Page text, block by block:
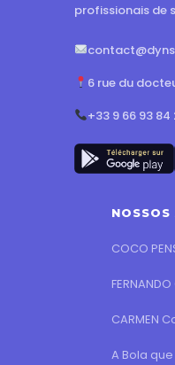
profissionais de
6 rue du
+33 9 66 93 84
NOSSOS
COCO
CARMEN
A Bola que